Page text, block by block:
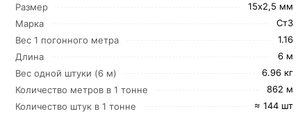
Размер
15х2,5 мм
Марка
Ст3
Вес 1 погонного метра
1.16
Длина
6 м
Вес одной штуки (6 м)
6.96 кг
Количество метров в 1 тонне
862 м
Количество штук в 1 тонне
≈ 144 шт